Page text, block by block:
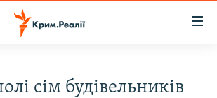
сім будівельників